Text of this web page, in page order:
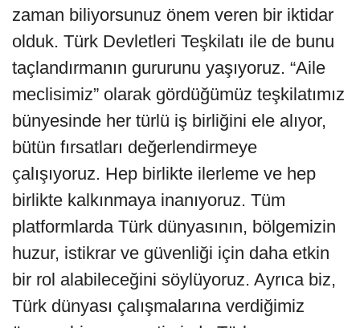
zaman biliyorsunuz önem veren bir iktidar
olduk. Türk Devletleri Teşkilatı ile de bunu
taçlandırmanın gururunu yaşıyoruz. “Aile
meclisimiz” olarak gördüğümüz teşkilatımız
bünyesinde her türlü iş birliğini ele alıyor,
bütün fırsatları değerlendirmeye
çalışıyoruz. Hep birlikte ilerleme ve hep
birlikte kalkınmaya inanıyoruz. Tüm
platformlarda Türk dünyasının, bölgemizin
huzur, istikrar ve güvenliği için daha etkin
bir rol alabileceğini söylüyoruz. Ayrıca biz,
Türk dünyası çalışmalarına verdiğimiz